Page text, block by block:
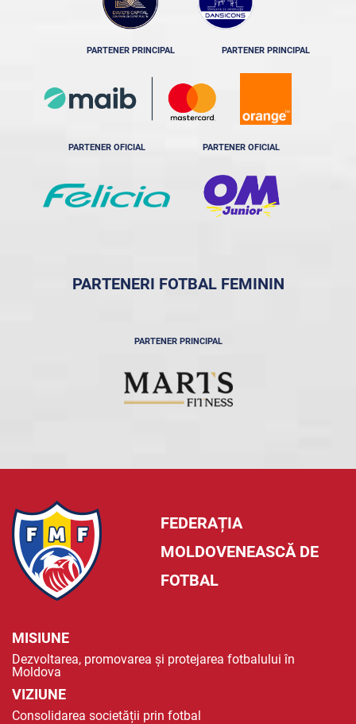
PARTENER PRINCIPAL PARTENER PRINCIPAL
PARTENER OFICIAL PARTENER OFICIAL
PARTENERI FOTBAL FEMININ
PARTENER PRINCIPAL
FEDERAȚIA
MOLDOVENEASCĂ DE
FOTBAL
MISIUNE
Dezvoltarea, promovarea și protejarea fotbalului în
Moldova
VIZIUNE
Consolidarea societății prin fotbal